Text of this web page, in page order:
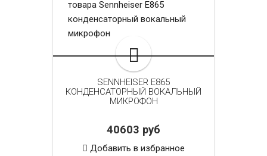
SENNHEISER E865
КОНДЕНСАТОРНЫЙ ВОКАЛЬНЫЙ
МИКРОФОН
40603 руб
Добавить в избранное